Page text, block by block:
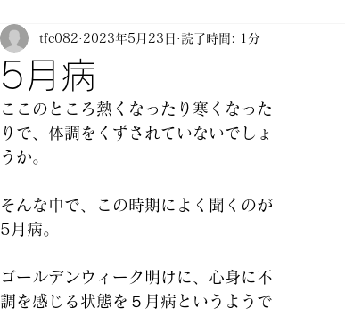
5月病
tfc082 2023年5月23日 読了時間: 1分
ここのところ熱くなったり寒くなった
りで、体調をくずされていないでしょ
うか。
そんな中で、この時期によく聞くのが
5月病。
ゴールデンウィーク明けに、心身に不
調を感じる状態を５月病というようで